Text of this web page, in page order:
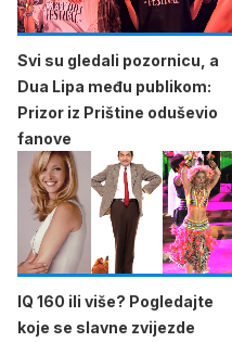
Svi su gledali pozornicu, a
Dua Lipa među publikom:
Prizor iz Prištine oduševio
fanove
IQ 160 ili više? Pogledajte
koje se slavne zvijezde